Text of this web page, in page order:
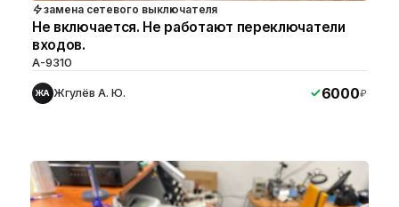
замена сетевого выключателя
Не включается. Не работают переключатели
входов.
A-9310
ЖА Жгулёв А. Ю. 6000₽